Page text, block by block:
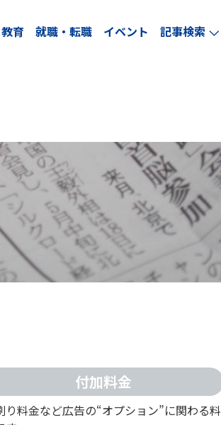
教育 就職・転職 イベント 記事検索 arrow_forward_ios
付加料金
り料金など広告の“オプション”に関わる料